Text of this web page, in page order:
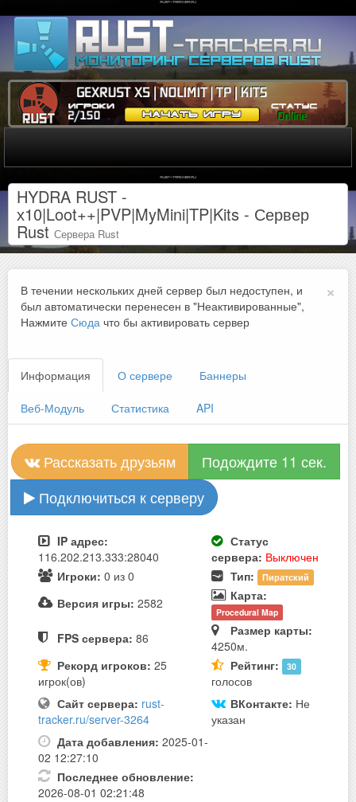
HYDRA RUST -
х10|Loot++|PVP|MyMini|TP|Kits - Сервер
Rust Сервера Rust
×
В течении нескольких дней сервер был недоступен, и
был автоматически перенесен в "Неактивированные",
Нажмите Сюда что бы активировать сервер
Информация О сервере Баннеры
Веб-Модуль Статистика API
Рассказать друзьям
Подождите 11 сек.
Подключиться к серверу
IP адрес:
116.202.213.333:28040
Статус
сервера: Выключен
Игроки: 0 из 0 Тип: Пиратский
Версия игры: 2582 Карта:
Procedural Map
FPS сервера: 86
Размер карты:
4250м.
Рекорд игроков: 25
игрок(ов)
Рейтинг: 30
голосов
Сайт сервера: rust-
tracker.ru/server-3264
ВКонтакте: Не
указан
Дата добавления: 2025-01-
02 12:27:10
Последнее обновление:
2026-08-01 02:21:48